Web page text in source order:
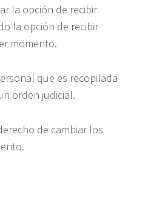
la opción de recibir
la opción de recibir
momento.
que es recopilada
orden judicial.
de cambiar los